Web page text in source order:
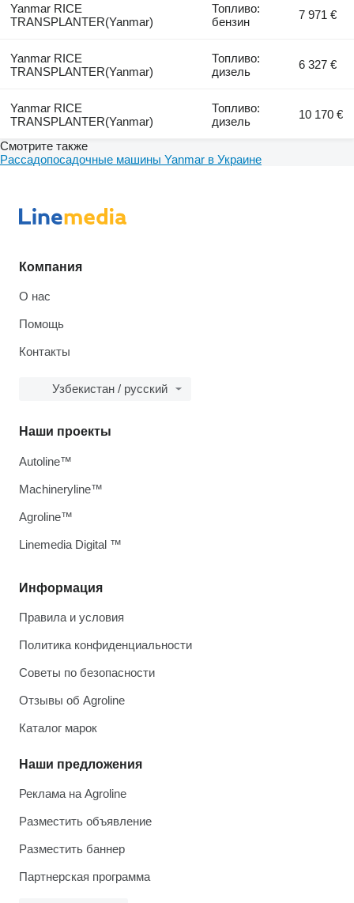
Yanmar RICE
TRANSPLANTER(Yanmar)
Топливо:
бензин
7 971 €
Yanmar RICE
TRANSPLANTER(Yanmar)
Топливо:
дизель
6 327 €
Yanmar RICE
TRANSPLANTER(Yanmar)
Топливо:
дизель
10 170 €
Смотрите также
Рассадопосадочные машины Yanmar в Украине
Компания
О нас
Помощь
Контакты
Узбекистан / русский
Информация
Правила и условия
Политика конфиденциальности
Советы по безопасности
Отзывы об Agroline
Каталог марок
Наши предложения
Реклама на Agroline
Разместить объявление
Разместить баннер
Партнерская программа
Наши проекты
Autoline™
Machineryline™
Agroline™
Linemedia Digital ™